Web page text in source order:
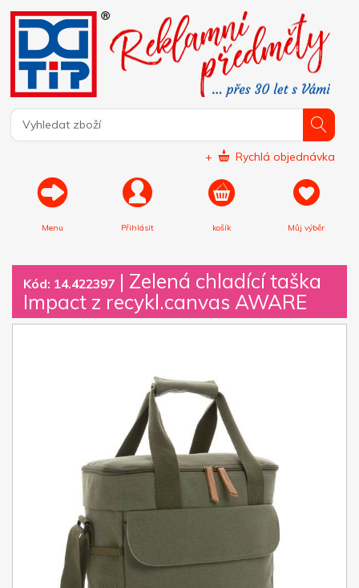
+ Rychlá objednávka
Menu Přihlásit košík Můj výběr
Kód: 14.422397 | Zelená chladící taška
Impact z recykl.canvas AWARE